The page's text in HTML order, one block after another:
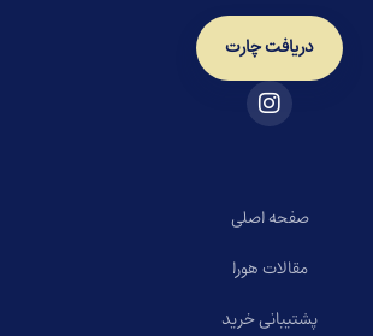
دریافت چارت
صفحه اصلی
مقالات هورا
پشتیبانی خرید